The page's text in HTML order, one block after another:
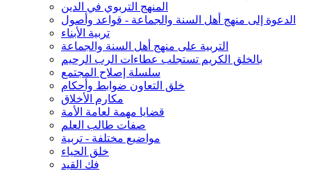
المنهج التربوي في الدين
الدعوة إلى منهج أهل السنة والجماعة - قواعد وأصول
تربية الأبناء
التربية على منهج أهل السنة والجماعة
بالخلق الكريم تستجلب عطاءات الرب الرحيم
سلسلة إصلاح المجتمع
خلق التعاون ضوابط وأحكام
مكارم الأخلاق
قضايا مهمة لعامة الأمة
صفات طالب العلم
مواضيع مختلفة - تربية
خلق الحياء
فك القيد